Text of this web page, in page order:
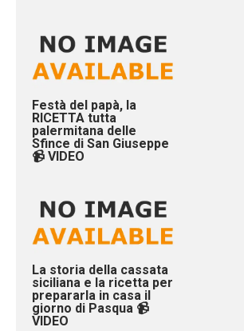
Festà del papà, la
RICETTA tutta
palermitana delle
Sfince di San Giuseppe
📹 VIDEO
La storia della cassata
siciliana e la ricetta per
prepararla in casa il
giorno di Pasqua 📹
VIDEO